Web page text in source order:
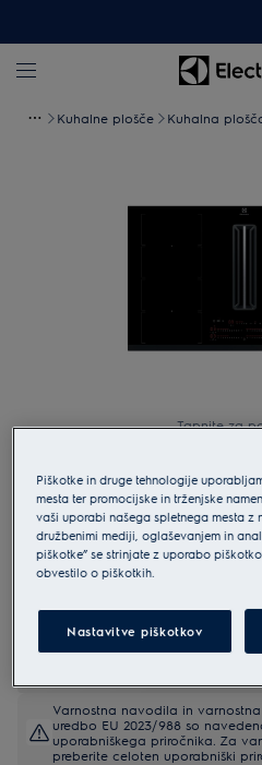
Kuhalne plošče Kuhalna
Tapnite za
KCC85450
Electrolux 600
plošča z
Varnostna navodila in
uredbo EU 2023/988 so
uporabniškega priročnika. Za
preberite celoten uporabniški
Piškotke in druge tehnologije
mesta ter promocijske in trženjske
vaši uporabi našega spletnega mesta
družbenimi mediji, oglaševanjem in
piškotke” se strinjate z uporabo
obvestilo o piškotkih.
Nastavitve piškotkov